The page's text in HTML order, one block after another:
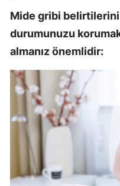
Mide gribi
durumunuzu
almanız önemlidir: